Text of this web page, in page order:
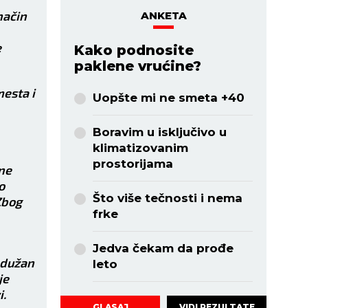
i
ANKETA
Kako podnosite
paklene vrućine?
Uopšte mi ne smeta +40
Boravim u isključivo u
klimatizovanim
prostorijama
Što više tečnosti i nema
frke
Jedva čekam da prođe
leto